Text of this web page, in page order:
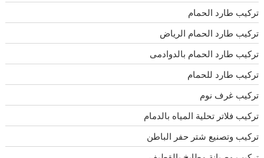
تركيب طارد الحمام
تركيب طارد الحمام الرياض
تركيب طارد الحمام بالدوادمى
تركيب طارد للحمام
تركيب غرف نوم
تركيب فلاتر تحلية المياه بالدمام
تركيب وتصنيع شتر حفر الباطن